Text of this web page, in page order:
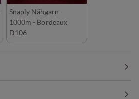
Snaply Nähgarn -
1000m - Bordeaux
D106